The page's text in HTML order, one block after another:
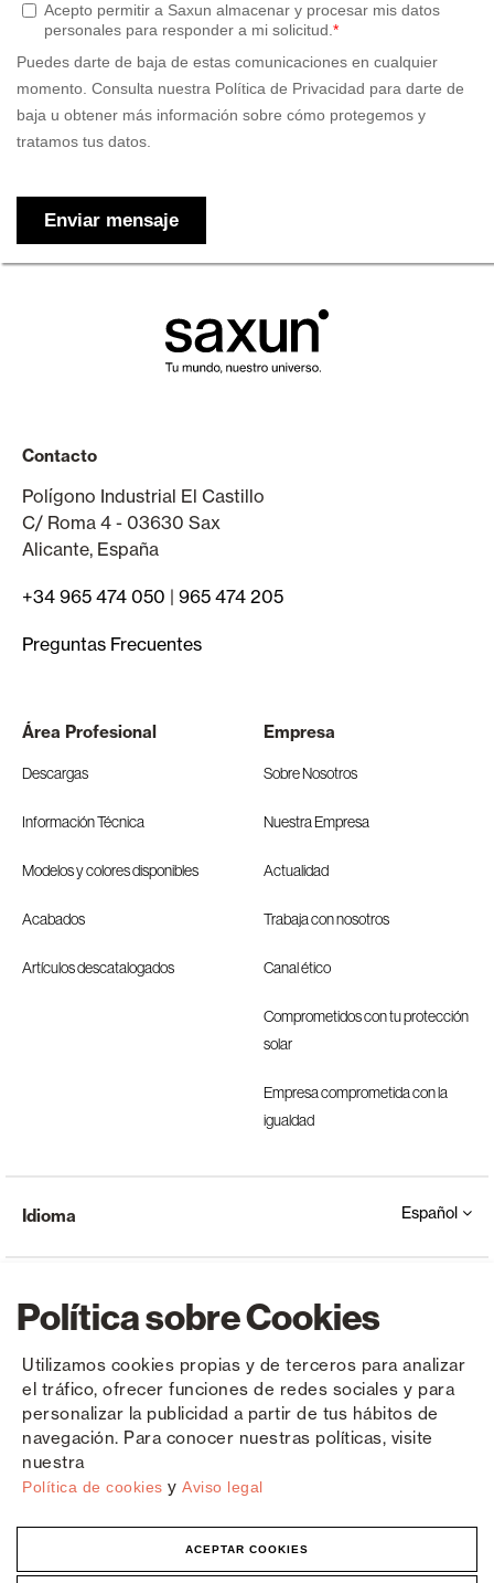
Política sobre Cookies
Utilizamos cookies propias y de terceros para analizar
el tráfico, ofrecer funciones de redes sociales y para
personalizar la publicidad a partir de tus hábitos de
navegación. Para conocer nuestras políticas, visite
nuestra
Política de cookies y Aviso legal
ACEPTAR COOKIES
Contacto
Polígono Industrial El Castillo
C/ Roma 4 - 03630 Sax
Alicante, España
+34 965 474 050 | 965 474 205
Preguntas Frecuentes
Área Profesional
Descargas
Información Técnica
Modelos y colores disponibles
Acabados
Artículos descatalogados
Empresa
Sobre Nosotros
Nuestra Empresa
Actualidad
Trabaja con nosotros
Canal ético
Comprometidos con tu protección
solar
Empresa comprometida con la
igualdad
Copyright © Saxun 2023 - 2026 Política de privacidad Aviso legal Cookies
Idioma Español